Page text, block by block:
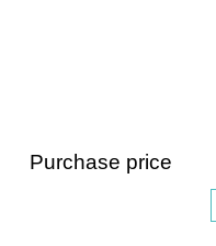
Purchase price